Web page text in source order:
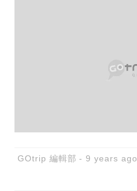
GOtrip 編輯部 9 years ago